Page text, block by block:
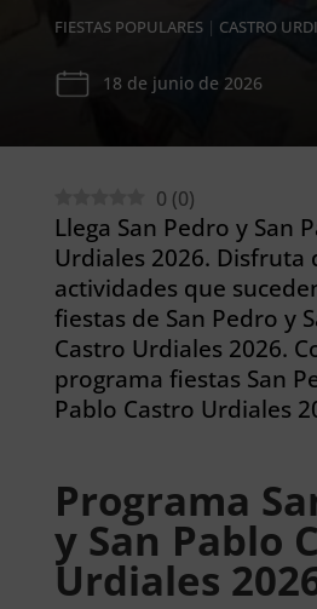
FIESTAS POPULARES| CASTRO
18 de junio de 2026
0 (0)
Llega San Pedro y San
Urdiales 2026. Disfruta
actividades que
fiestas de San Pedro y
Castro Urdiales 2026.
programa fiestas San
Pablo Castro Urdiales
Programa
y San Pablo
Urdiales